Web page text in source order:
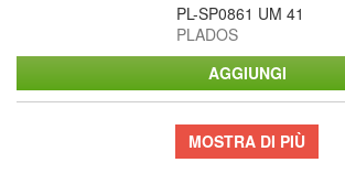
PL-SP0861 UM 41
PLADOS
MOSTRA DI PIÙ